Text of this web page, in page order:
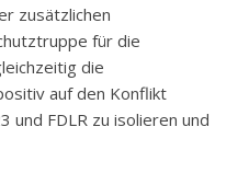
zusätzlichen
für die
die
auf den Konflikt
und FDLR zu isolieren und